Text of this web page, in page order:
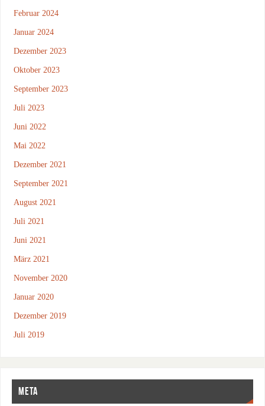
Februar 2024
Januar 2024
Dezember 2023
Oktober 2023
September 2023
Juli 2023
Juni 2022
Mai 2022
Dezember 2021
September 2021
August 2021
Juli 2021
Juni 2021
März 2021
November 2020
Januar 2020
Dezember 2019
Juli 2019
META